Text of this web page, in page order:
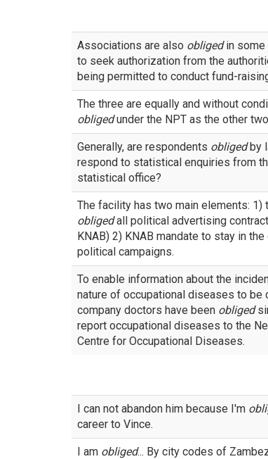
Associations are also obligedin some
to seek authorization from the
being permitted to conduct fund-
The three are equally and without
obligedunder the NPT as the other
Generally, are respondents obligedby
respond to statistical enquiries from
statistical office?
The facility has two main elements: 1)
obligedall political advertising
KNAB) 2) KNAB mandate to stay in
political campaigns.
To enable information about the
nature of occupational diseases to be
company doctors have been obliged
report occupational diseases to the
Centre for Occupational Diseases.
I can not abandon him because I'm
career to Vince.
I am obliged... By city codes of